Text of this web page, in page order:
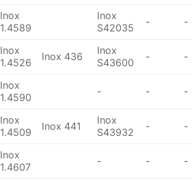
Inox
1.4589
Inox
S42035
- -
Inox
1.4526
Inox 436
Inox
S43600
- -
Inox
1.4590
- - -
Inox
1.4509
Inox 441
Inox
S43932
- -
Inox
1.4607
- - -